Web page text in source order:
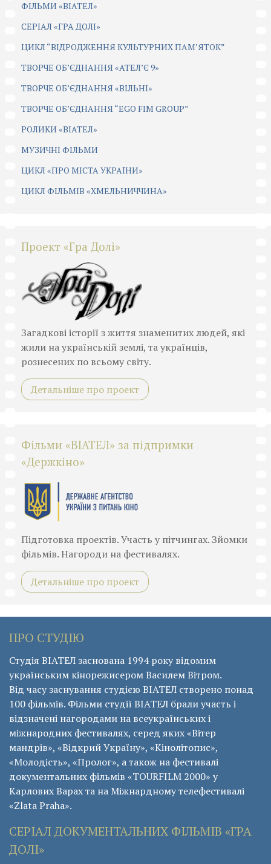
ФІЛЬМИ «ВІАТЕЛ»
СЕРІАЛ «ГРА ДОЛІ»
ЦИКЛ “ВІДРОДЖЕННЯ КУЛЬТУРНИХ ПАМ’ЯТОК”
ТВОРЧЕ ОБ’ЄДНАННЯ «АТЕЛ’Є 9»
ТВОРЧЕ ОБ’ЄДНАННЯ «ВІЛЬНІ»
ТВОРЧЕ ОБ’ЄДНАННЯ “EGO FIM GROUP”
РОЛИКИ «ВІАТЕЛ»
МУЗИЧНІ ФІЛЬМИ
ЦИКЛ «ПРО МІСТА УКРАЇНИ»
ЦИКЛ ФІЛЬМІВ «ХМЕЛЬНИЧЧИНА»
Проект «Гра Долі»
Загадкові історії з життя знаменитих людей, які
жили на українській землі, та українців,
рознесених по всьому світу.
Детальніше про проект
Фільми «ВІАТЕЛ» за підпримки
«Держкіно»
Підготовка проектів. Участь у пітчингах. Зйомки
фільмів. Нагороди на фестивалях.
Детальніше про проект
ПРО СТУДІЮ
Студія ВІАТЕЛ заснована 1994 року відомим
українським кінорежисером Василем Вітром.
Від часу заснування студією ВІАТЕЛ створено понад
100 фільмів. Фільми студії ВІАТЕЛ брали участь і
відзначені нагородами на всеукраїнських і
міжнародних фестивалях, серед яких «Вітер
мандрів», «Відкрий Україну», «Кінолітопис»,
«Молодість», «Пролог», а також на фестивалі
документальних фільмів «ТОURFILM 2000» у
Карлових Варах та на Міжнардному телефестивалі
«Zlata Praha».
СЕРІАЛ ДОКУМЕНТАЛЬНИХ ФІЛЬМІВ «ГРА
ДОЛІ»